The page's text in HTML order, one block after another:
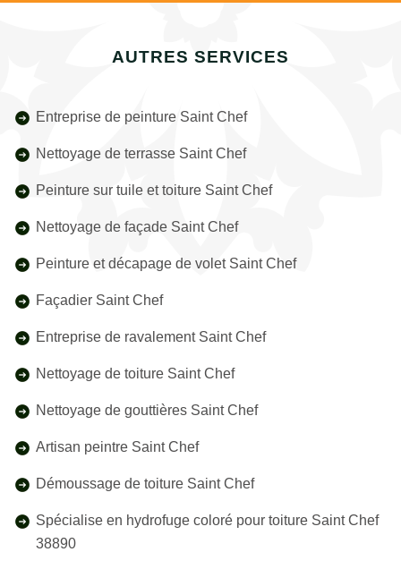
AUTRES SERVICES
Entreprise de peinture Saint Chef
Nettoyage de terrasse Saint Chef
Peinture sur tuile et toiture Saint Chef
Nettoyage de façade Saint Chef
Peinture et décapage de volet Saint Chef
Façadier Saint Chef
Entreprise de ravalement Saint Chef
Nettoyage de toiture Saint Chef
Nettoyage de gouttières Saint Chef
Artisan peintre Saint Chef
Démoussage de toiture Saint Chef
Spécialise en hydrofuge coloré pour toiture Saint Chef
38890